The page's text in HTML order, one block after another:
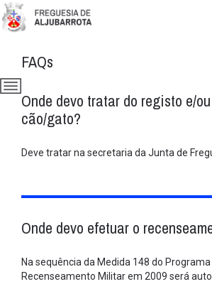
FAQs
Onde devo tratar do registo e/
cão/gato?
Deve tratar na secretaria da Junta de
Onde devo efetuar o
Na sequência da Medida 148 do Programa
Recenseamento Militar em 2009 será